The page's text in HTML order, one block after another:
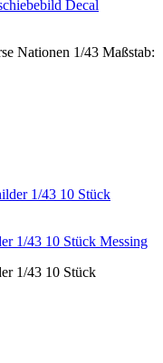
Decal
Nationen 1/43 Maßstab:
1/43 10 Stück Messing
1/43 10 Stück